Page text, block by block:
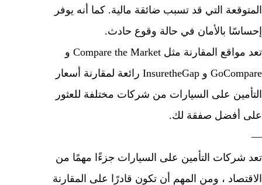
التي قد تسبب ضائقة مالية. كما أنه يوفر
بالأمان في حالة وقوع حادث.
تعد مواقع المقارنة مثل Compare the Market و
GoCompare و InsuretheGap رائعة لمقارنة أسعار
على السيارات من شركات مختلفة للعثور
أفضل صفقة لك.
التأمين على السيارات جزءًا مهمًا من
، ومن المهم أن تكون قادرًا على المقارنة